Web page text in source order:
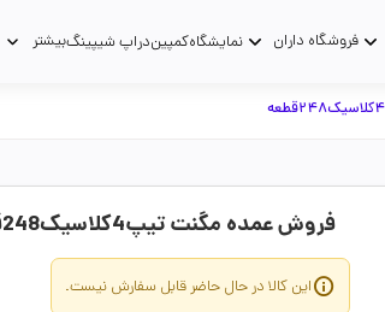
فروشگاه داران نمایشگاهکمپیندراپ شیپینگبیشتر
فروش عمده مگنت تیپ4کلاسیک248قطعه
این کالا در حال حاضر قابل سفارش نیست.